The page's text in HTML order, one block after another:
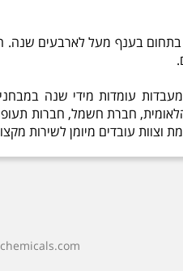
בתחום בענף מעל לארבעים
עומדות מידי שנה
חברת חשמל, חברות
עובדים מיומן לשירות